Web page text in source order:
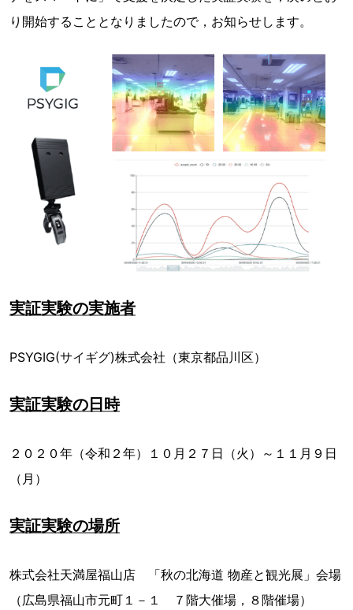
り開始することとなりましたので，お知らせします。
実証実験の実施者
PSYGIG(サイギグ)株式会社（東京都品川区）
実証実験の日時
２０２０年（令和２年）１０月２７日（火）～１１月９日
（月）
実証実験の場所
株式会社天満屋福山店 「秋の北海道 物産と観光展」会場
（広島県福山市元町１－１ ７階大催場，８階催場）